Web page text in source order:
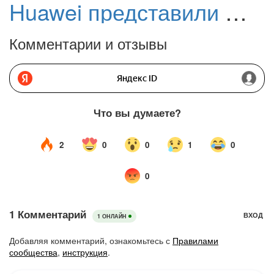
Huawei представили Watch Fit 5 Pro с ЭКГ и титаном
Комментарии и отзывы